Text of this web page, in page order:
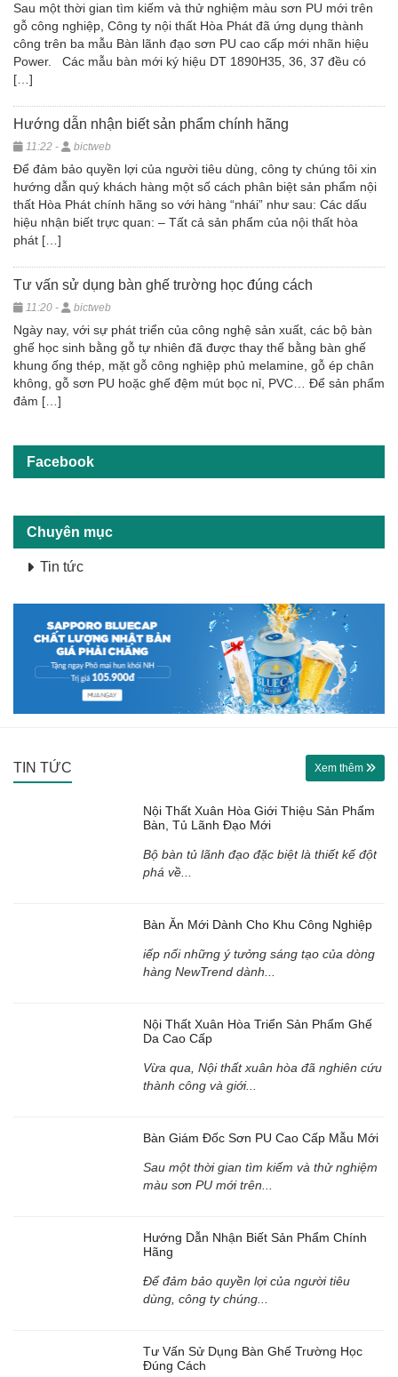
Sau một thời gian tìm kiếm và thử nghiệm màu sơn PU mới trên
gỗ công nghiệp, Công ty nội thất Hòa Phát đã ứng dụng thành
công trên ba mẫu Bàn lãnh đạo sơn PU cao cấp mới nhãn hiệu
Power. Các mẫu bàn mới ký hiệu DT 1890H35, 36, 37 đều có
[…]
Hướng dẫn nhận biết sản phẩm chính hãng
11:22 - bictweb
Để đảm bảo quyền lợi của người tiêu dùng, công ty chúng tôi xin
hướng dẫn quý khách hàng một số cách phân biệt sản phẩm nội
thất Hòa Phát chính hãng so với hàng “nhái” như sau: Các dấu
hiệu nhận biết trực quan: – Tất cả sản phẩm của nội thất hòa
phát […]
Tư vấn sử dụng bàn ghế trường học đúng cách
11:20 - bictweb
Ngày nay, với sự phát triển của công nghệ sản xuất, các bộ bàn
ghế học sinh bằng gỗ tự nhiên đã được thay thế bằng bàn ghế
khung ống thép, mặt gỗ công nghiệp phủ melamine, gỗ ép chân
không, gỗ sơn PU hoặc ghế đệm mút bọc nỉ, PVC… Để sản phẩm
đảm […]
Facebook
Chuyên mục
Tin tức
TIN TỨC Xem thêm
Nội Thất Xuân Hòa Giới Thiệu Sản Phẩm
Bàn, Tủ Lãnh Đạo Mới
Bộ bàn tủ lãnh đạo đặc biệt là thiết kế đột
phá về...
Bàn Ăn Mới Dành Cho Khu Công Nghiệp
iếp nối những ý tưởng sáng tạo của dòng
hàng NewTrend dành...
Nội Thất Xuân Hòa Triển Sản Phẩm Ghế
Da Cao Cấp
Vừa qua, Nội thất xuân hòa đã nghiên cứu
thành công và giới...
Bàn Giám Đốc Sơn PU Cao Cấp Mẫu Mới
Sau một thời gian tìm kiếm và thử nghiệm
màu sơn PU mới trên...
Hướng Dẫn Nhận Biết Sản Phẩm Chính
Hãng
Để đảm bảo quyền lợi của người tiêu
dùng, công ty chúng...
Tư Vấn Sử Dụng Bàn Ghế Trường Học
Đúng Cách